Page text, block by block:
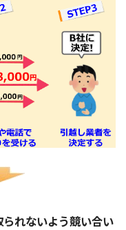
れないよう競い合い